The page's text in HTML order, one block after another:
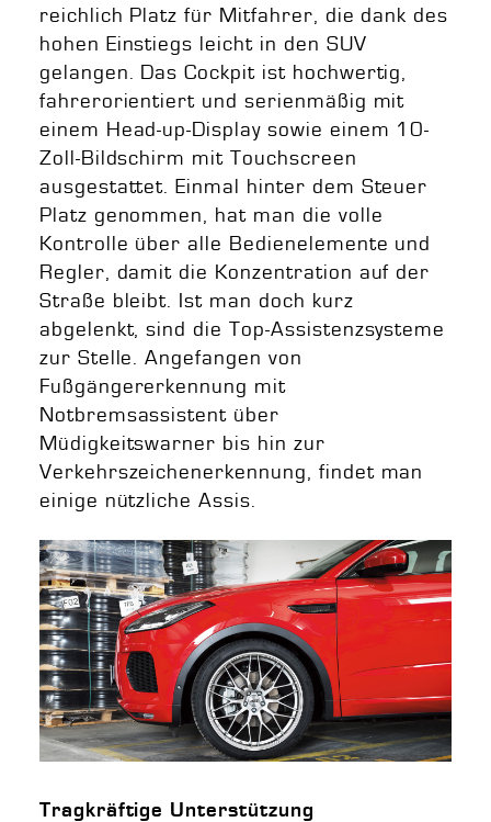
reichlich Platz für Mitfahrer, die dank des
hohen Einstiegs leicht in den SUV
gelangen. Das Cockpit ist hochwertig,
fahrerorientiert und serienmäßig mit
einem Head-up-Display sowie einem 10-
Zoll-Bildschirm mit Touchscreen
ausgestattet. Einmal hinter dem Steuer
Platz genommen, hat man die volle
Kontrolle über alle Bedienelemente und
Regler, damit die Konzentration auf der
Straße bleibt. Ist man doch kurz
abgelenkt, sind die Top-Assistenzsysteme
zur Stelle. Angefangen von
Fußgängererkennung mit
Notbremsassistent über
Müdigkeitswarner bis hin zur
Verkehrszeichenerkennung, findet man
einige nützliche Assis.
Tragkräftige Unterstützung